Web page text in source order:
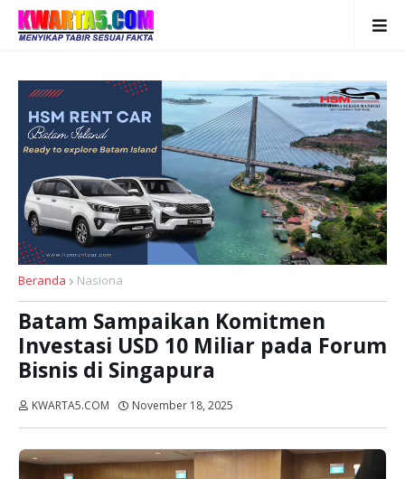
Beranda Nasiona
Batam Sampaikan Komitmen
Investasi USD 10 Miliar pada Forum
Bisnis di Singapura
KWARTA5.COM November 18, 2025